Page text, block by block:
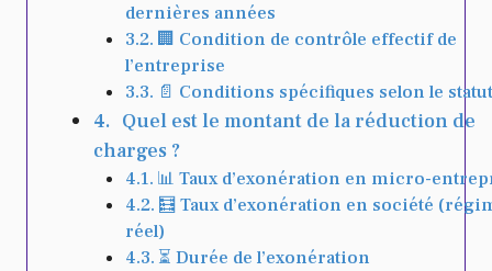
dernières années
🏢 Condition de contrôle effectif de
l’entreprise
📄 Conditions spécifiques selon le statut
Quel est le montant de la réduction de
charges ?
📊 Taux d’exonération en micro-
🧮 Taux d’exonération en société
réel)
⏳ Durée de l’exonération